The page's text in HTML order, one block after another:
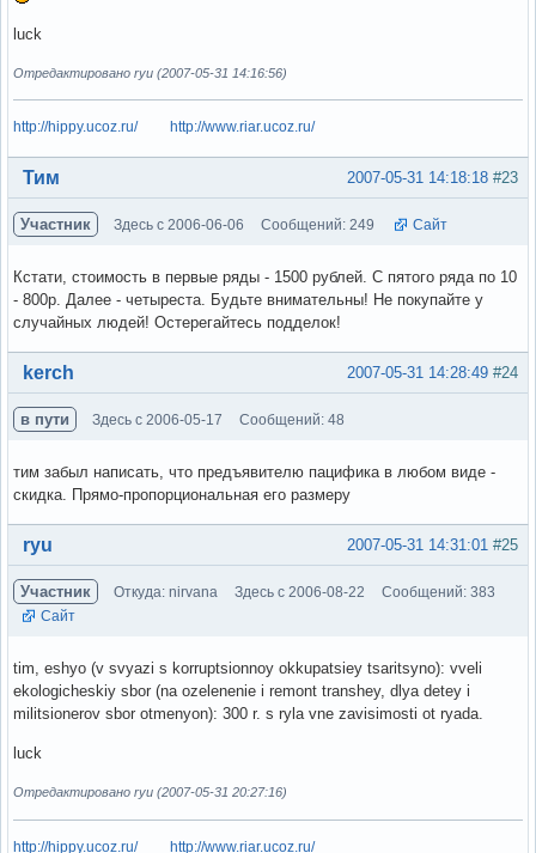
luck
Отредактировано ryu (2007-05-31 14:16:56)
http://hippy.ucoz.ru/ http://www.riar.ucoz.ru/
Вне форума #23
2007-05-31 14:18:18
Тим
Участник Здесь с 2006-06-06 Сообщений: 249 Сайт
Кстати, стоимость в первые ряды - 1500 рублей. С пятого ряда по 10
- 800р. Далее - четыреста. Будьте внимательны! Не покупайте у
случайных людей! Остерегайтесь подделок!
Вне форума #24
2007-05-31 14:28:49
kerch
в пути Здесь с 2006-05-17 Сообщений: 48
тим забыл написать, что предъявителю пацифика в любом виде -
скидка. Прямо-пропорциональная его размеру
Вне форума #25
2007-05-31 14:31:01
ryu
Участник Откуда: nirvana Здесь с 2006-08-22
Сообщений: 383
Сайт
tim, eshyo (v svyazi s korruptsionnoy okkupatsiey tsaritsyno): vveli
ekologicheskiy sbor (na ozelenenie i remont transhey, dlya detey i
militsionerov sbor otmenyon): 300 r. s ryla vne zavisimosti ot ryada.
luck
Отредактировано ryu (2007-05-31 20:27:16)
http://hippy.ucoz.ru/ http://www.riar.ucoz.ru/